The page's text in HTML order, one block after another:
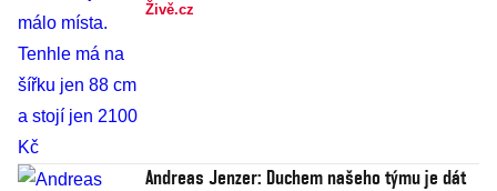
Živě.cz
Andreas Jenzer: Duchem našeho týmu je dát